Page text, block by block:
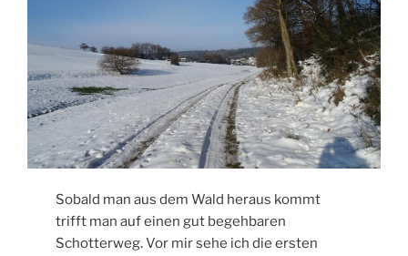
Sobald man aus dem Wald heraus kommt
trifft man auf einen gut begehbaren
Schotterweg. Vor mir sehe ich die ersten